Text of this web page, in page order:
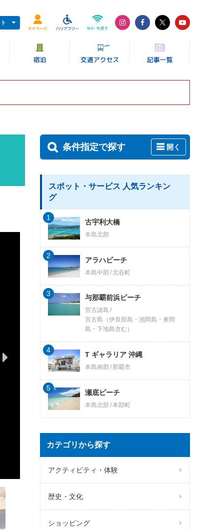
条件指定で探す 開く
スポット・サービス 人気ランキン
グ
古宇利大橋
本島北部
1
アラハビーチ
本島中部 北谷町
2
与那覇前浜ビーチ
宮古諸島
宮古島（伊良部島・池間島・来間
島・下地島含む）
3
T ギャラリア 沖縄
本島南部 那覇市
4
瀬底ビーチ
本島北部 本部町
5
カテゴリから探す
アクティビティ・体験
歴史・文化
ショッピング